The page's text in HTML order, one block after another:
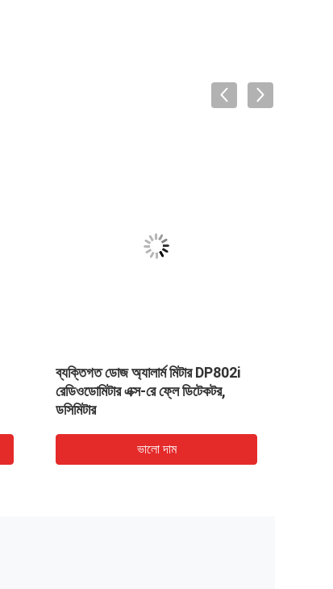
ব্যক্তিগত ডোজ অ্যালার্ম মিটার DP802i
রেডিওডোমিটার এক্স-রে ফ্লে ডিটেকটর,
ডসিমিটার
ভালো দাম